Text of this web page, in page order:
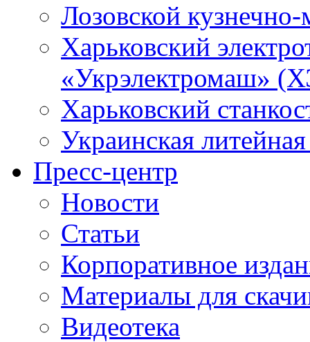
Лозовской
Харьковский
«Укрэлектромаш»
Харьковский
Украинская
Пресс-центр
Новости
Статьи
Корпоративное
Материалы для
Видеотека